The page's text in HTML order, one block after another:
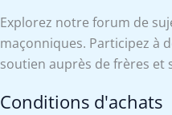
Explorez notre forum de
maçonniques. Participez à
soutien auprès de frères et
Conditions d'achats